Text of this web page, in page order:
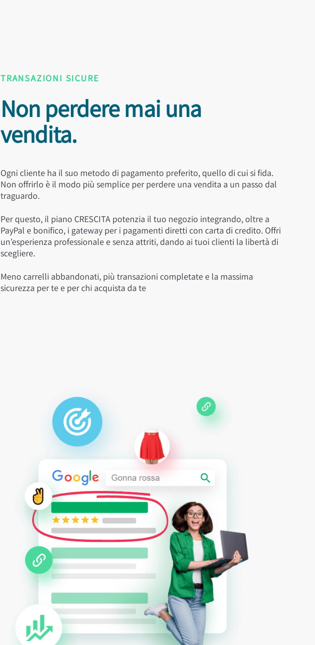
TRANSAZIONI SICURE
Non perdere mai una
vendita.
Ogni cliente ha il suo metodo di pagamento preferito, quello di cui si fida.
Non offrirlo è il modo più semplice per perdere una vendita a un passo dal
traguardo.
Per questo, il piano CRESCITA potenzia il tuo negozio integrando, oltre a
PayPal e bonifico, i gateway per i pagamenti diretti con carta di credito. Offri
un’esperienza professionale e senza attriti, dando ai tuoi clienti la libertà di
scegliere.
Meno carrelli abbandonati, più transazioni completate e la massima
sicurezza per te e per chi acquista da te